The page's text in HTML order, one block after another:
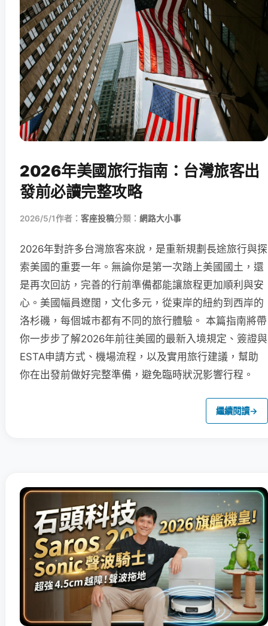
2026年美國旅行指南：台灣旅客出
發前必讀完整攻略
2026/5/1作者： 客座投稿分類： 網路大小事
2026年對許多台灣旅客來說，是重新規劃長途旅行與探
索美國的重要一年。無論你是第一次踏上美國國土，還
是再次回訪，完善的行前準備都能讓旅程更加順利與安
心。美國幅員遼闊，文化多元，從東岸的紐約到西岸的
洛杉磯，每個城市都有不同的旅行體驗。 本篇指南將帶
你一步步了解2026年前往美國的最新入境規定、簽證與
ESTA申請方式、機場流程，以及實用旅行建議，幫助
你在出發前做好完整準備，避免臨時狀況影響行程。
繼續閱讀→